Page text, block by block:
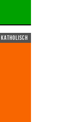
katholisch